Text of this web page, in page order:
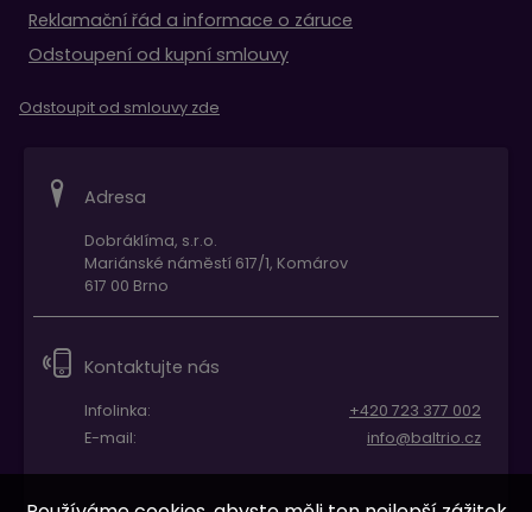
Reklamační řád a informace o záruce
Odstoupení od kupní smlouvy
Odstoupit od smlouvy zde
Adresa
Dobráklíma, s.r.o.
Mariánské náměstí 617/1, Komárov
617 00 Brno
Kontaktujte nás
Infolinka:
+420 723 377 002
E-mail:
info@baltrio.cz